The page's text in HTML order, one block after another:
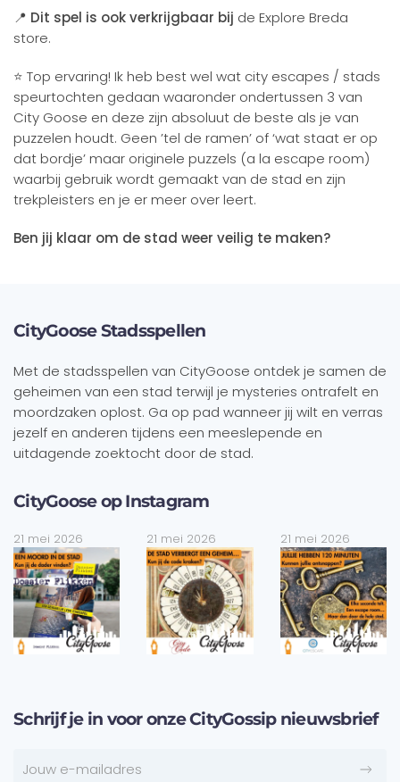
📍 Dit spel is ook verkrijgbaar bij de Explore Breda
store.
⭐ Top ervaring! Ik heb best wel wat city escapes / stads
speurtochten gedaan waaronder ondertussen 3 van
City Goose en deze zijn absoluut de beste als je van
puzzelen houdt. Geen ’tel de ramen’ of ‘wat staat er op
dat bordje’ maar originele puzzels (a la escape room)
waarbij gebruik wordt gemaakt van de stad en zijn
trekpleisters en je er meer over leert.
Ben jij klaar om de stad weer veilig te maken?
CityGoose Stadsspellen
Met de stadsspellen van CityGoose ontdek je samen de
geheimen van een stad terwijl je mysteries ontrafelt en
moordzaken oplost. Ga op pad wanneer jij wilt en verras
jezelf en anderen tijdens een meeslepende en
uitdagende zoektocht door de stad.
CityGoose op Instagram
21 mei 2026 21 mei 2026 21 mei 2026
Schrijf je in voor onze CityGossip nieuwsbrief